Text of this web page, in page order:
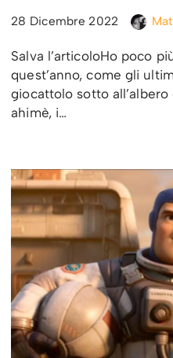
28 Dicembre 2022
Salva l’articoloHo poco
quest’anno, come gli
giocattolo sotto all’albero
ahimè, i…